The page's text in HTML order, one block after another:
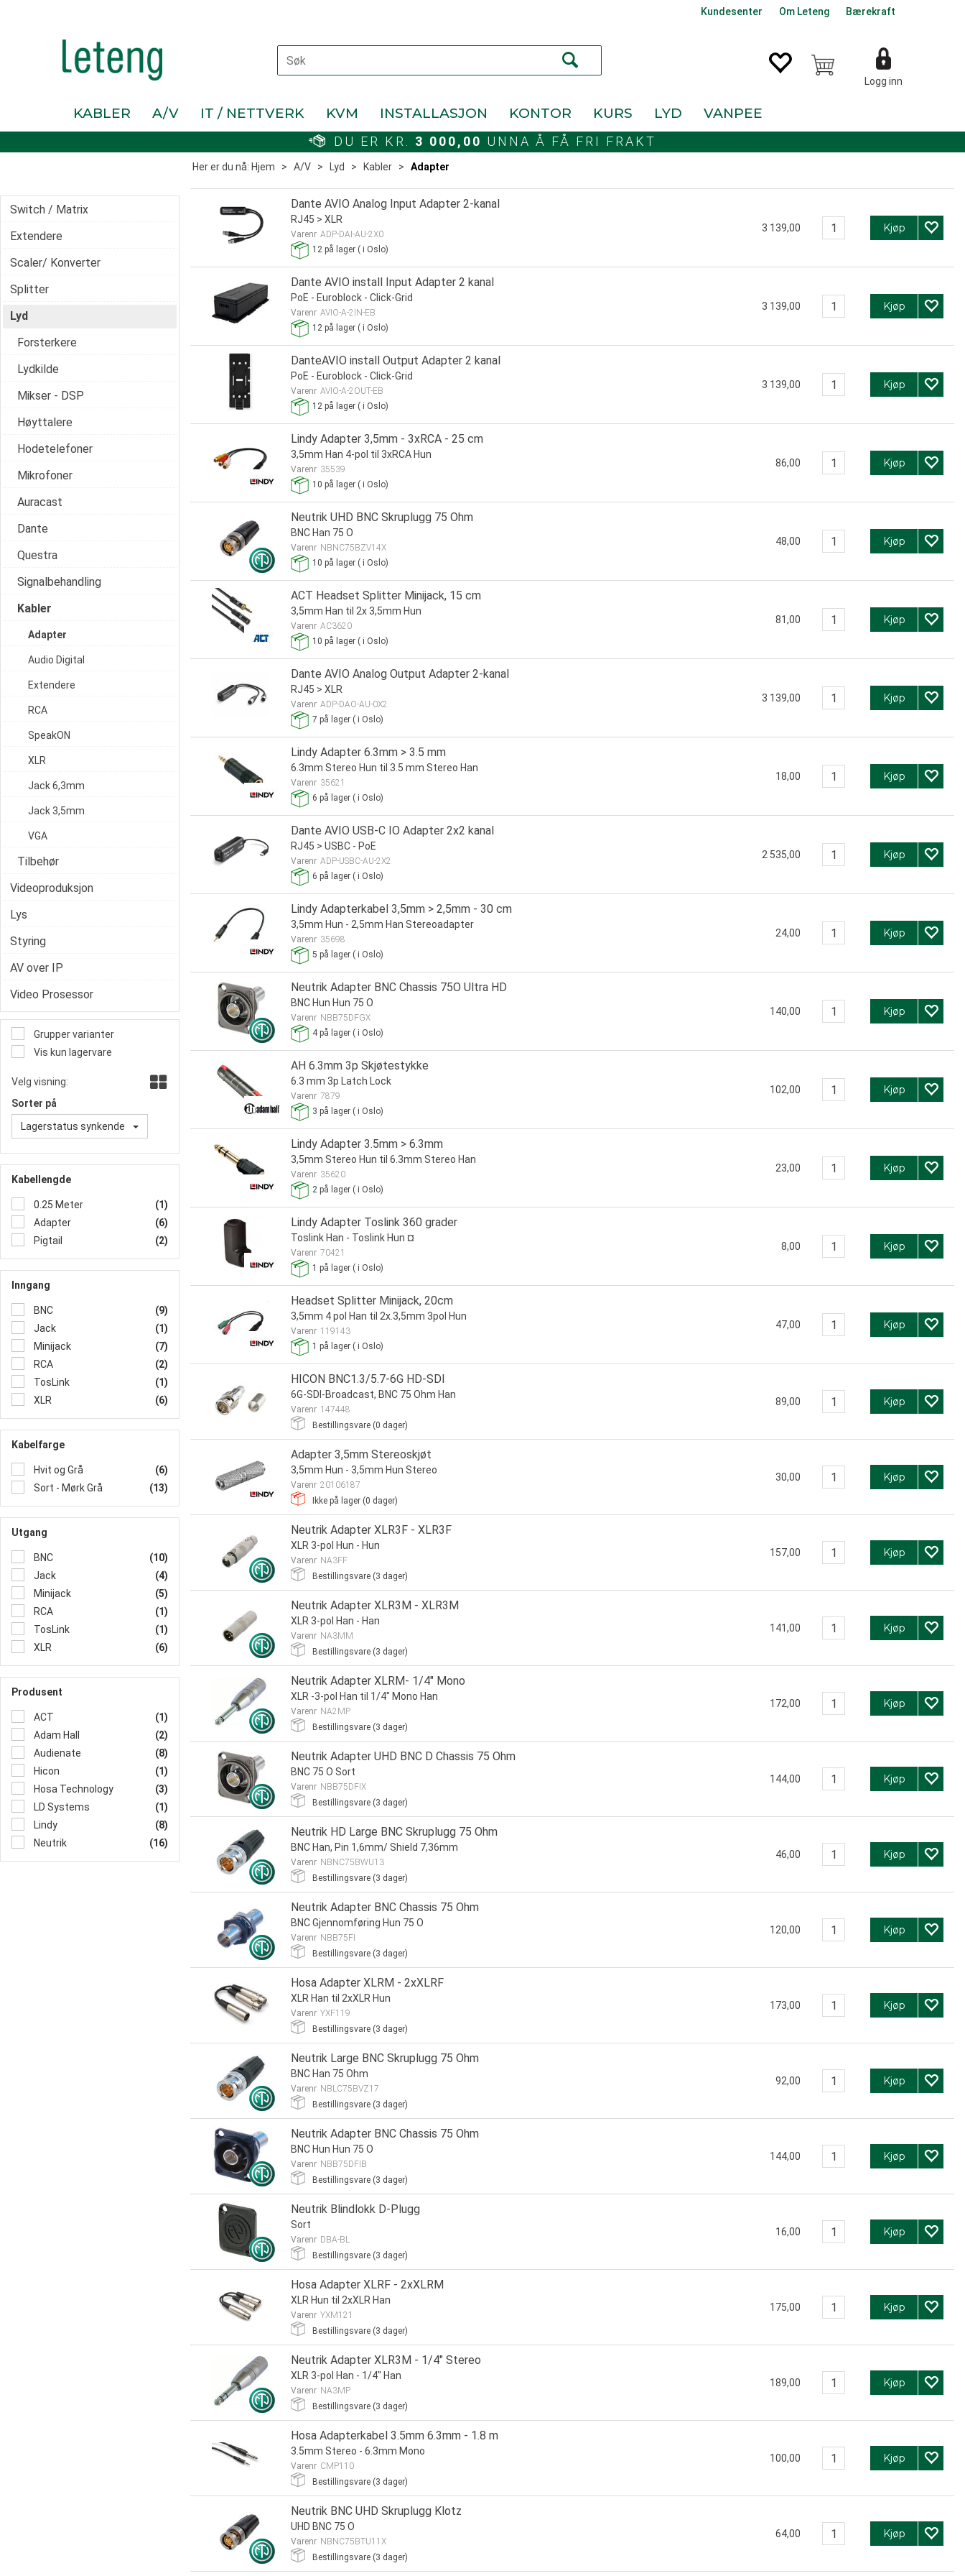
Kundesenter Om Leteng Bærekraft
Logg inn
KABLER A/V IT / NETTVERK KVM INSTALLASJON KONTOR KURS LYD VANPEE
DU ER KR. 3 000,00 UNNA Å FÅ FRI FRAKT
Her er du nå: Hjem > A/V > Lyd > Kabler > Adapter
Grupper varianter
Vis kun lagervare
Velg visning:
Sorter på
Lagerstatus synkende
Kabellengde
0.25 Meter
(1)
Adapter
(6)
Pigtail
(2)
Inngang
BNC
(9)
Jack
(1)
Minijack
(7)
RCA
(2)
TosLink
(1)
XLR
(6)
Kabelfarge
Hvit og Grå
(6)
Sort - Mørk Grå
(13)
Utgang
BNC
(10)
Jack
(4)
Minijack
(5)
RCA
(1)
TosLink
(1)
XLR
(6)
Produsent
ACT
(1)
Adam Hall
(2)
Audienate
(8)
Hicon
(1)
Hosa Technology
(3)
LD Systems
(1)
Lindy
(8)
Neutrik
(16)
Switch / Matrix
Extendere
Scaler/ Konverter
Splitter
Lyd
Forsterkere
Lydkilde
Mikser - DSP
Høyttalere
Hodetelefoner
Mikrofoner
Auracast
Dante
Questra
Signalbehandling
Kabler
Adapter
Audio Digital
Extendere
RCA
SpeakON
XLR
Jack 6,3mm
Jack 3,5mm
VGA
Tilbehør
Videoproduksjon
Lys
Styring
AV over IP
Video Prosessor
Dante AVIO Analog Input Adapter 2-kanal
RJ45 > XLR
Varenr ADP-DAI-AU-2X0
12 på lager ( i Oslo)
3 139,00 Kjøp
Dante AVIO install Input Adapter 2 kanal
PoE - Euroblock - Click-Grid
Varenr AVIO-A-2IN-EB
12 på lager ( i Oslo)
3 139,00 Kjøp
DanteAVIO install Output Adapter 2 kanal
PoE - Euroblock - Click-Grid
Varenr AVIO-A-2OUT-EB
12 på lager ( i Oslo)
3 139,00 Kjøp
Lindy Adapter 3,5mm - 3xRCA - 25 cm
3,5mm Han 4-pol til 3xRCA Hun
Varenr 35539
10 på lager ( i Oslo)
86,00 Kjøp
Neutrik UHD BNC Skruplugg 75 Ohm
BNC Han 75 O
Varenr NBNC75BZV14X
10 på lager ( i Oslo)
48,00 Kjøp
ACT Headset Splitter Minijack, 15 cm
3,5mm Han til 2x 3,5mm Hun
Varenr AC3620
10 på lager ( i Oslo)
81,00 Kjøp
Dante AVIO Analog Output Adapter 2-kanal
RJ45 > XLR
Varenr ADP-DAO-AU-0X2
7 på lager ( i Oslo)
3 139,00 Kjøp
Lindy Adapter 6.3mm > 3.5 mm
6.3mm Stereo Hun til 3.5 mm Stereo Han
Varenr 35621
6 på lager ( i Oslo)
18,00 Kjøp
Dante AVIO USB-C IO Adapter 2x2 kanal
RJ45 > USBC - PoE
Varenr ADP-USBC-AU-2X2
6 på lager ( i Oslo)
2 535,00 Kjøp
Lindy Adapterkabel 3,5mm > 2,5mm - 30 cm
3,5mm Hun - 2,5mm Han Stereoadapter
Varenr 35698
5 på lager ( i Oslo)
24,00 Kjøp
Neutrik Adapter BNC Chassis 75O Ultra HD
BNC Hun Hun 75 O
Varenr NBB75DFGX
4på lager ( i Oslo)
140,00 Kjøp
AH 6.3mm 3p Skjøtestykke
6.3 mm 3p Latch Lock
Varenr 7879
3 på lager ( i Oslo)
102,00 Kjøp
Lindy Adapter 3.5mm > 6.3mm
3,5mm Stereo Hun til 6.3mm Stereo Han
Varenr 35620
2 på lager ( i Oslo)
23,00 Kjøp
Lindy Adapter Toslink 360 grader
Toslink Han - Toslink Hun ¤
Varenr 70421
1 på lager ( i Oslo)
8,00 Kjøp
Headset Splitter Minijack, 20cm
3,5mm 4 pol Han til 2x.3,5mm 3pol Hun
Varenr 119143
1 på lager ( i Oslo)
47,00 Kjøp
HICON BNC1.3/5.7-6G HD-SDI
6G-SDI-Broadcast, BNC 75 Ohm Han
Varenr 147448
Bestillingsvare (0 dager)
89,00 Kjøp
Adapter 3,5mm Stereoskjøt
3,5mm Hun - 3,5mm Hun Stereo
Varenr 20106187
Ikke på lager (0 dager)
30,00 Kjøp
Neutrik Adapter XLR3F - XLR3F
XLR 3-pol Hun - Hun
Varenr NA3FF
Bestillingsvare (3 dager)
157,00 Kjøp
Neutrik Adapter XLR3M - XLR3M
XLR 3-pol Han - Han
Varenr NA3MM
Bestillingsvare (3 dager)
141,00 Kjøp
Neutrik Adapter XLRM- 1/4" Mono
XLR -3-pol Han til 1/4" Mono Han
Varenr NA2MP
Bestillingsvare (3 dager)
172,00 Kjøp
Neutrik Adapter UHD BNC D Chassis 75 Ohm
BNC 75 O Sort
Varenr NBB75DFIX
Bestillingsvare (3 dager)
144,00 Kjøp
Neutrik HD Large BNC Skruplugg 75 Ohm
BNC Han, Pin 1,6mm/ Shield 7,36mm
Varenr NBNC75BWU13
Bestillingsvare (3 dager)
46,00 Kjøp
Neutrik Adapter BNC Chassis 75 Ohm
BNC Gjennomføring Hun 75 O
Varenr NBB75FI
Bestillingsvare (3 dager)
120,00 Kjøp
Hosa Adapter XLRM - 2xXLRF
XLR Han til 2xXLR Hun
Varenr YXF119
Bestillingsvare (3 dager)
173,00 Kjøp
Neutrik Large BNC Skruplugg 75 Ohm
BNC Han 75 Ohm
Varenr NBLC75BVZ17
Bestillingsvare (3 dager)
92,00 Kjøp
Neutrik Adapter BNC Chassis 75 Ohm
BNC Hun Hun 75 O
Varenr NBB75DFIB
Bestillingsvare (3 dager)
144,00 Kjøp
Neutrik Blindlokk D-Plugg
Sort
Varenr DBA-BL
Bestillingsvare (3 dager)
16,00 Kjøp
Hosa Adapter XLRF - 2xXLRM
XLR Hun til 2xXLR Han
Varenr YXM121
Bestillingsvare (3 dager)
175,00 Kjøp
Neutrik Adapter XLR3M - 1/4" Stereo
XLR 3-pol Han - 1/4" Han
Varenr NA3MP
Bestillingsvare (3 dager)
189,00 Kjøp
Hosa Adapterkabel 3.5mm 6.3mm - 1.8 m
3.5mm Stereo - 6.3mm Mono
Varenr CMP110
Bestillingsvare (3 dager)
100,00 Kjøp
Neutrik BNC UHD Skruplugg Klotz
UHD BNC 75 O
Varenr NBNC75BTU11X
Bestillingsvare (3 dager)
64,00 Kjøp